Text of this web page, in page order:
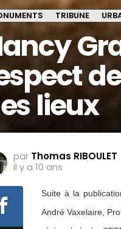
TRIBUNE
lieux
par Thomas RIBOULET
il y a 10 ans
Suite à la
André Vaxelaire,